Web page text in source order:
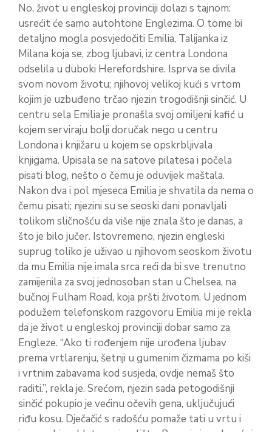
No, život u engleskoj provinciji dolazi s tajnom:
usrećit će samo autohtone Englezima. O tome bi
detaljno mogla posvjedočiti Emilia, Talijanka iz
Milana koja se, zbog ljubavi, iz centra Londona
odselila u duboki Herefordshire. Isprva se divila
svom novom životu; njihovoj velikoj kući s vrtom
kojim je uzbuđeno trčao njezin trogodišnji sinčić. U
centru sela Emilia je pronašla svoj omiljeni kafić u
kojem serviraju bolji doručak nego u centru
Londona i knjižaru u kojem se opskrbljivala
knjigama. Upisala se na satove pilatesa i počela
pisati blog, nešto o čemu je oduvijek maštala.
Nakon dva i pol mjeseca Emilia je shvatila da nema o
čemu pisati; njezini su se seoski dani ponavljali
tolikom sličnošću da više nije znala što je danas, a
što je bilo jučer. Istovremeno, njezin engleski
suprug toliko je uživao u njihovom seoskom životu
da mu Emilia nije imala srca reći da bi sve trenutno
zamijenila za svoj jednosoban stan u Chelsea, na
bučnoj Fulham Road, koja pršti životom. U jednom
podužem telefonskom razgovoru Emilia mi je rekla
da je život u engleskoj provinciji dobar samo za
Engleze. “Ako ti rođenjem nije urođena ljubav
prema vrtlarenju, šetnji u gumenim čizmama po kiši
i vrtnim zabavama kod susjeda, ovdje nemaš što
raditi.”, rekla je. Srećom, njezin sada petogodišnji
sinčić pokupio je većinu očevih gena, uključujući
riđu kosu. Dječačić s radošću pomaže tati u vrtu i